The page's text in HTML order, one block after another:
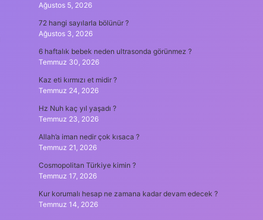
Ağustos 5, 2026
72 hangi sayılarla bölünür ?
Ağustos 3, 2026
6 haftalık bebek neden ultrasonda görünmez ?
Temmuz 30, 2026
Kaz eti kırmızı et midir ?
Temmuz 24, 2026
Hz Nuh kaç yıl yaşadı ?
Temmuz 23, 2026
Allah’a iman nedir çok kısaca ?
Temmuz 21, 2026
Cosmopolitan Türkiye kimin ?
Temmuz 17, 2026
Kur korumalı hesap ne zamana kadar devam edecek ?
Temmuz 14, 2026